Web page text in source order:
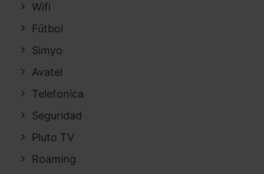
Wifi
Fútbol
Simyo
Avatel
Telefonica
Seguridad
Pluto TV
Roaming